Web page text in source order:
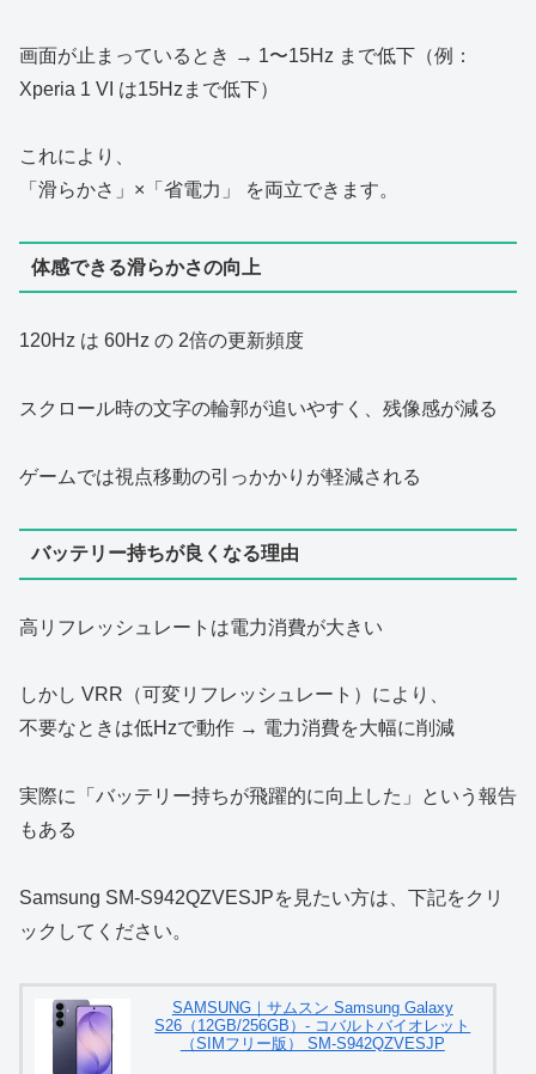
画面が止まっているとき → 1〜15Hz まで低下（例：
Xperia 1 VI は15Hzまで低下）
これにより、
「滑らかさ」×「省電力」 を両立できます。
体感できる滑らかさの向上
120Hz は 60Hz の 2倍の更新頻度
スクロール時の文字の輪郭が追いやすく、残像感が減る
ゲームでは視点移動の引っかかりが軽減される
バッテリー持ちが良くなる理由
高リフレッシュレートは電力消費が大きい
しかし VRR（可変リフレッシュレート）により、
不要なときは低Hzで動作 → 電力消費を大幅に削減
実際に「バッテリー持ちが飛躍的に向上した」という報告
もある
Samsung SM-S942QZVESJPを見たい方は、下記をクリ
ックしてください。
SAMSUNG｜サムスン Samsung Galaxy
S26（12GB/256GB）- コバルトバイオレット
（SIMフリー版） SM-S942QZVESJP